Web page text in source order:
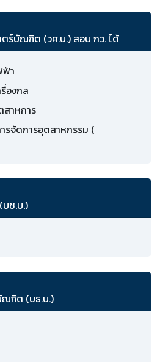
ร์บัณฑิต (วศ.บ.) สอบ กว. ได้
ฟ้า
องกล
สาหการ
รจัดการอุตสาหกรรม (
ช.บ.)
ณฑิต (บธ.บ.)